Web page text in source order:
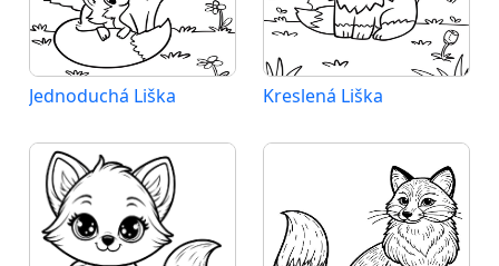
Jednoduchá Liška Kreslená Liška